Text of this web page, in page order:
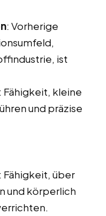
: Vorherige
ist
: Fähigkeit, kleine
und präzise
: Fähigkeit, über
und körperlich